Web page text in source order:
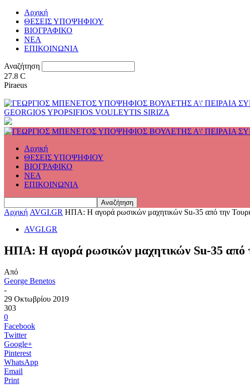
Αρχική
ΘΕΣΕΙΣ ΥΠΟΨΗΦΙΟΥ
ΒΙΟΓΡΑΦΙΚΟ
ΝΕΑ
ΕΠΙΚΟΙΝΩΝΙΑ
Αναζήτηση
27.8 C
Piraeus
GEORGIOS YPOPSIFIOS VOULEYTIS SIRIZA
Αρχική
ΘΕΣΕΙΣ ΥΠΟΨΗΦΙΟΥ
ΒΙΟΓΡΑΦΙΚΟ
ΝΕΑ
ΕΠΙΚΟΙΝΩΝΙΑ
Αρχική AVGI.GR ΗΠΑ: Η αγορά ρωσικών μαχητικών Su-35 από την
AVGI.GR
ΗΠΑ: Η αγορά ρωσικών μαχητικών Su-35 από
Από
George Benetos
-
29 Οκτωβρίου 2019
303
0
Facebook
Twitter
Google+
Pinterest
WhatsApp
Email
Print